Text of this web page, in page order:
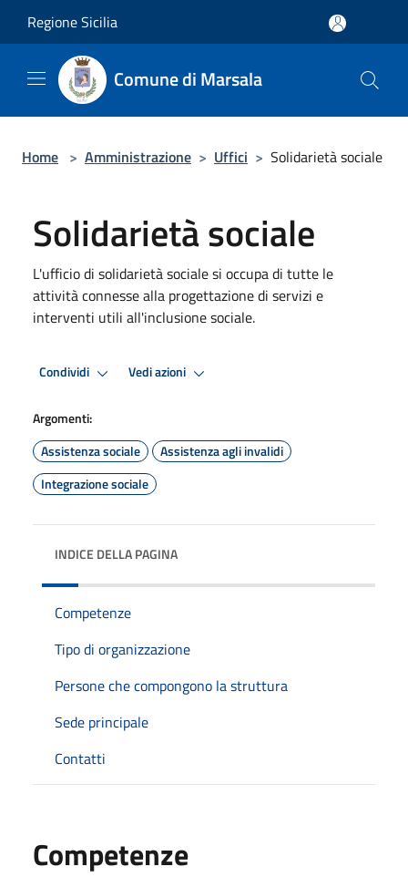
Regione Sicilia
Comune di Marsala
Home > Amministrazione > Uffici > Solidarietà sociale
Solidarietà sociale
L'ufficio di solidarietà sociale si occupa di tutte le
attività connesse alla progettazione di servizi e
interventi utili all'inclusione sociale.
Condividi Vedi azioni
Argomenti:
Assistenza sociale
Assistenza agli invalidi
Integrazione sociale
INDICE DELLA PAGINA
Competenze
Tipo di organizzazione
Persone che compongono la struttura
Sede principale
Contatti
Competenze